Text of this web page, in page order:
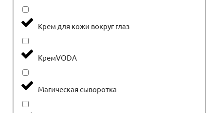
Крем для кожи вокруг глаз
КремVODА
Магическая сыворотка